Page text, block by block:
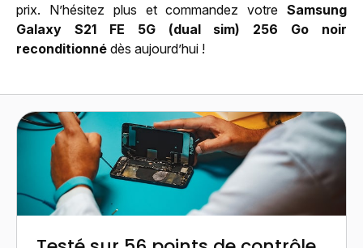
prix. N’hésitez plus et commandez votre Samsung
Galaxy S21 FE 5G (dual sim) 256 Go noir
reconditionné dès aujourd’hui !